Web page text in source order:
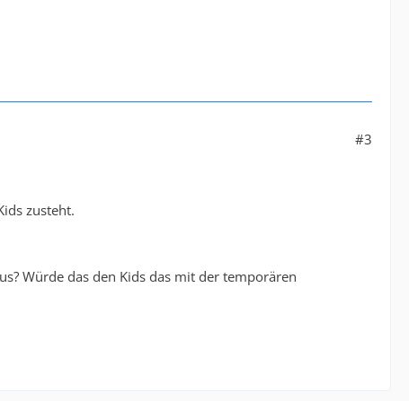
#3
zusteht.
Würde das den Kids das mit der temporären